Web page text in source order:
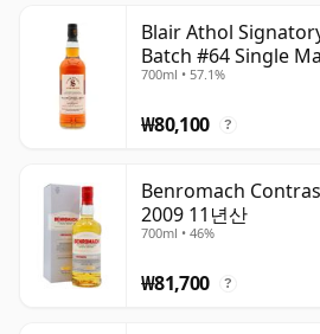
Blair Athol
Batch #64 Single
700ml • 57.1%
₩80,100 ?
Benromach
2009 11년산
700ml • 46%
₩81,700 ?